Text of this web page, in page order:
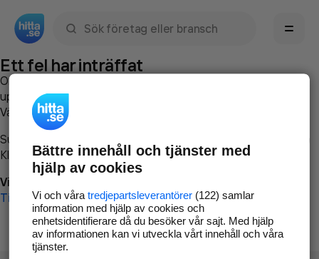
Ett fel har inträffat
Om du vill kan du
uppstod så att vi lättare och snabbare kan avhjälpa det.
Vänligen försök med följande:
Surfa till
Klicka påTillbaka-knappen i webbläsaren och försök igen
Vi beklagar besväret!
Till startsidan
Bättre innehåll och tjänster med
hjälp av cookies
Vi och våra tredjepartsleverantörer(122) samlar
information med hjälp av cookies och
enhetsidentifierare då du besöker vår sajt. Med hjälp
av informationen kan vi utveckla vårt innehåll och våra
tjänster.